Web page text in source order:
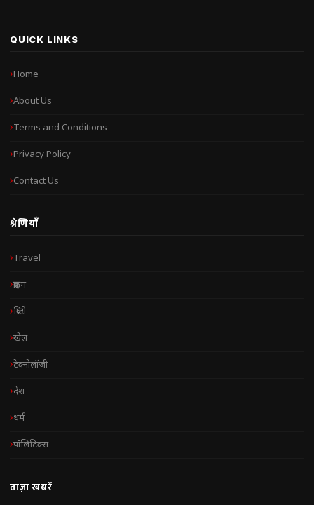
QUICK LINKS
Home
About Us
Terms and Conditions
Privacy Policy
Contact Us
श्रेणियाँ
Travel
क्राइम
क्रिप्टो
खेल
टेक्नोलॉजी
देश
धर्म
पॉलिटिक्स
ताज़ा खबरें